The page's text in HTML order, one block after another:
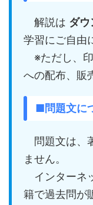
解説は ダウ
学習にご自由
※ただし、印
への配布、販
■問題文に
問題文は、
ません。
インターネ
籍で過去問が